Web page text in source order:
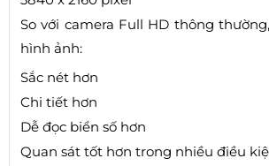
So với camera Full HD thông
hình ảnh:
Sắc nét hơn
Chi tiết hơn
Dễ đọc biển số hơn
Quan sát tốt hơn trong nhiều điều